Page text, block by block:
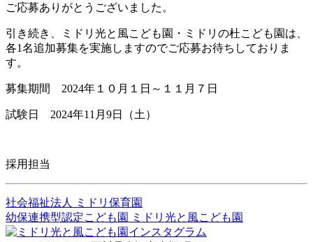
ご応募ありがとうございました。
引き続き、ミドリ光と風こども園・ミドリの杜こども園は、
各1名追加募集を実施しますのでご応募お待ちしておりま
す。
募集期間 2024年１０月１日～１１月７日
試験日 2024年11月9日（土）
採用担当
社会福祉法人
ミドリ保育園
幼保連携型認定こども園
ミドリ光と風こども園